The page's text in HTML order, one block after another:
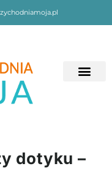
dotyku –